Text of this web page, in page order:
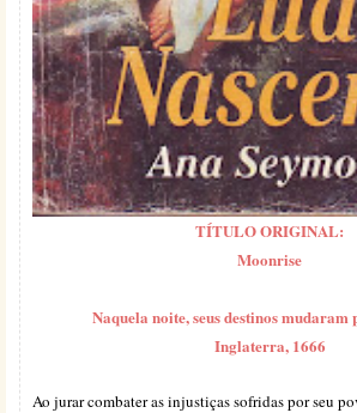
TÍTULO ORIGINAL:
Moonrise
Naquela noite, seus destinos mudaram
Inglaterra, 1666
Ao jurar combater as injustiças sofridas por seu